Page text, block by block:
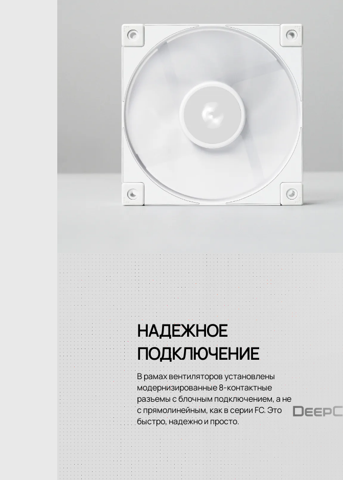
НАДЕЖНОЕ
ПОДКЛЮЧЕНИЕ
В рамах вентиляторов установлены
модернизированные 8-контактные
разъемы с блочным подключением, а не
с прямолинейным, как в серии FC. Это
быстро, надежно и просто.